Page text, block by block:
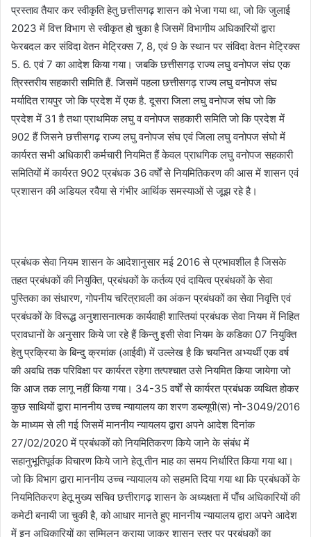
प्रस्ताव तैयार कर स्वीकृति हेतु छत्तीसगढ़ शासन को भेजा गया था, जो कि जुलाई
2023 में वित्त विभाग से स्वीकृत हो चुका है जिसमें विभागीय अधिकारियों द्वारा
फेरबदल कर संविदा वेतन मेट्रिक्स 7, 8, एवं 9 के स्थान पर संविदा वेतन मेट्रिक्स
5. 6. एवं 7 का आदेश किया गया। जबकि छत्तीसगढ़ राज्य लघु वनोपज संघ एक
त्रिस्तरीय सहकारी समिति हैं. जिसमें पहला छत्तीसगढ़ राज्य लघु वनोपज संघ
मर्यादित रायपुर जो कि प्रदेश में एक है. दूसरा जिला लघु वनोपज संघ जो कि
प्रदेश में 31 है तथा प्राथमिक लघु व वनोपज सहकारी समिति जो कि प्रदेश में
902 हैं जिसने छत्तीसगढ़ राज्य लघु वनोपज संघ एवं जिला लघु वनोपज संघो में
कार्यरत सभी अधिकारी कर्मचारी नियमित हैं केवल प्राधगिक लघु वनोपज सहकारी
समितियों में कार्यरत 902 प्रबंधक 36 वर्षों से नियमितिकरण की आस में शासन एवं
प्रशासन की अडियल रवैया से गंभीर आर्थिक समस्याओं से जूझ रहे है।
प्रबंधक सेवा नियम शासन के आदेशानुसार मई 2016 से प्रभावशील है जिसके
तहत प्रबंधकों की नियुक्ति, प्रबंधकों के कर्तव्य एवं दायित्व प्रबंधकों के सेवा
पुस्तिका का संधारण, गोपनीय चरित्रावली का अंकन प्रबंधकों का सेवा निवृत्ति एवं
प्रबंधकों के विरूद्ध अनुशासनात्मक कार्यवाही शास्तियां प्रबंधक सेवा नियम में निहित
प्रावधानों के अनुसार किये जा रहे हैं किन्तु इसी सेवा नियम के कडिका 07 नियुक्ति
हेतु प्रक्रिया के बिन्दु क्रमांक (आईवी) में उल्लेख है कि चयनित अभ्यर्थी एक वर्ष
की अवधि तक परिविक्षा पर कार्यरत रहेगा तत्पश्चात उसे नियमित किया जायेगा जो
कि आज तक लागू नहीं किया गया। 34-35 वर्षों से कार्यरत प्रबंधक व्यथित होकर
कुछ साथियों द्वारा माननीय उच्च न्यायालय का शरण डब्ल्यूपी(स) नो-3049/2016
के माध्यम से ली गई जिसमें माननीय न्यायलय द्वारा अपने आदेश दिनांक
27/02/2020 में प्रबंधकों को नियमितिकरण किये जाने के संबंध में
सहानुभूतिपूर्वक विचारण किये जाने हेतू तीन माह का समय निर्धारित किया गया था।
जो कि विभाग द्वारा माननीय उच्च न्यायालय को सहमति दिया गया था कि प्रबंधकों के
नियमितिकरण हेतू मुख्य सचिव छत्तीरागढ़ शासन के अध्यक्षता में पाँच अधिकारियों की
कमेटी बनायी जा चुकी है, को आधार मानते हुए माननीय न्यायालय द्वारा अपने आदेश
में इन अधिकारियों का सम्मिलन कराया जाकर शासन स्तर पर प्रबंधकों का